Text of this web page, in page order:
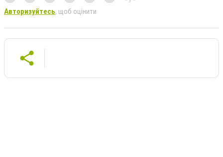
Авторизуйтесь, щоб оцінити